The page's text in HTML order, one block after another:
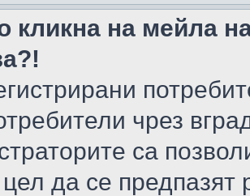
кликна на мейла
чрез
са
да се предпазят